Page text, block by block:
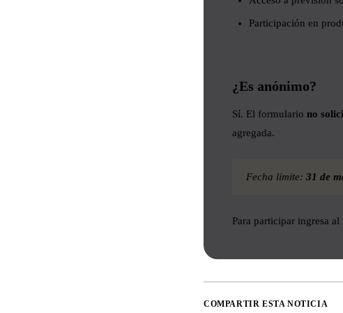
Participación en
¿Es anónimo?
Sí. El formulario no
agregada.
Fecha límite: 31 de
Para participar ingresa
COMPARTIR ESTA NOTICIA